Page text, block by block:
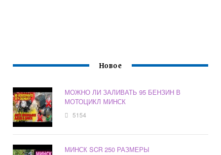
Новое
МОЖНО ЛИ ЗАЛИВАТЬ 95 БЕНЗИН В
МОТОЦИКЛ МИНСК
5154
МИНСК SCR 250 РАЗМЕРЫ